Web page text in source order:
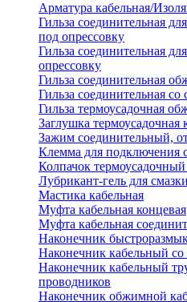
Арматура кабельная/
Гильза соединительная
под опрессовку
Гильза соединительная
опрессовку
Гильза соединительная
Гильза соединительная
Гильза термоусадочная
Заглушка термоусадочная
Зажим соединительный,
Клемма для подключения
Колпачок термоусадочный
Лубрикант-гель для
Мастика кабельная
Муфта кабельная концевая
Муфта кабельная
Наконечник
Наконечник кабельный
Наконечник кабельный
проводников
Наконечник обжимной